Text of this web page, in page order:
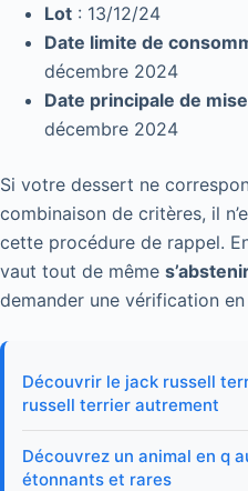
Lot : 13/12/24
Date limite de
décembre 2024
Date principale de
décembre 2024
Si votre dessert ne
combinaison de critères, il
cette procédure de rappel.
vaut tout de même
demander une vérification en
Découvrir le jack russell
russell terrier autrement
Découvrez un animal en q
étonnants et rares